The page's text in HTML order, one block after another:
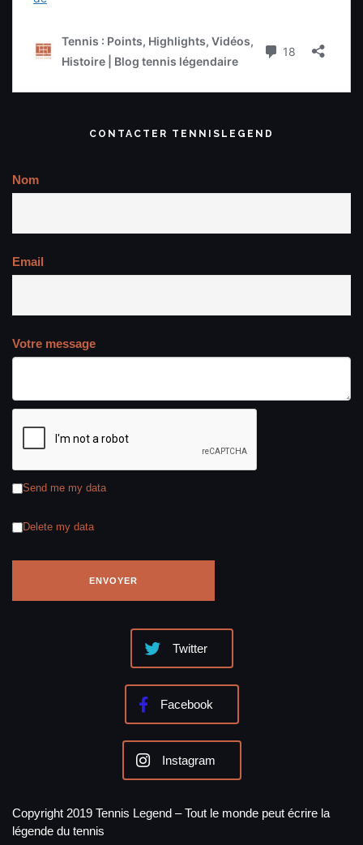
CONTACTER TENNISLEGEND
Nom
Email
Votre message
Send me my data
Delete my data
Twitter
Facebook
Instagram
Copyright 2019 Tennis Legend – Tout le monde peut écrire la
légende du tennis